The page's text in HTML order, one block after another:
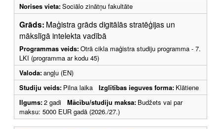
Norises vieta:Sociālo zinātņu fakultāte
Grāds: Maģistra grāds digitālās stratēģijas un
mākslīgā intelekta vadībā
Programmas veids:Otrā cikla maģistra studiju programma - 7.
LKI (programma ar kodu 45)
Valoda:angļu (EN)
Studiju veids: Pilna laika Izglītības ieguves forma: Klātiene
Ilgums:2 gadi Mācību/studiju maksa: Budžets vai par
maksu: 5000 EUR gadā (2026./27.)